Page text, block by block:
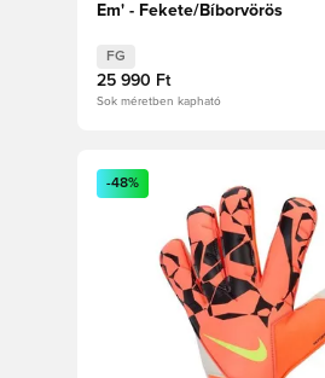
Em' - Fekete/Bíborvörös
FG
25 990 Ft
Sok méretben kapható
Megnyit egy modált a
-48%